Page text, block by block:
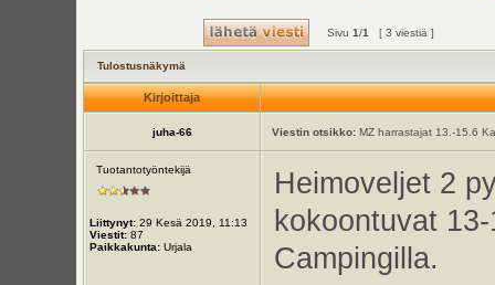
Sivu 1/1 [ 3 viestiä ]
Tulostusnäkymä
Kirjoittaja
juha-66 Viestin otsikko:MZ harrastajat 13.-15.6
Tuotantotyöntekijä
Liittynyt:29 Kesä 2019, 11:13
Viestit:87
Paikkakunta:Urjala
Heimoveljet 2
kokoontuvat
Campingilla.